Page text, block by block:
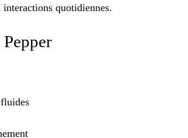
quotidiennes.